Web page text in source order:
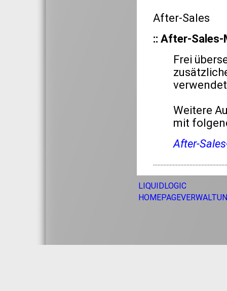
After-Sales
:: After-
Frei
Weitere
mit
After-
LIQUIDLOGIC